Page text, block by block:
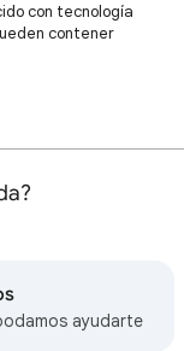
con tecnología
contener
ayudarte